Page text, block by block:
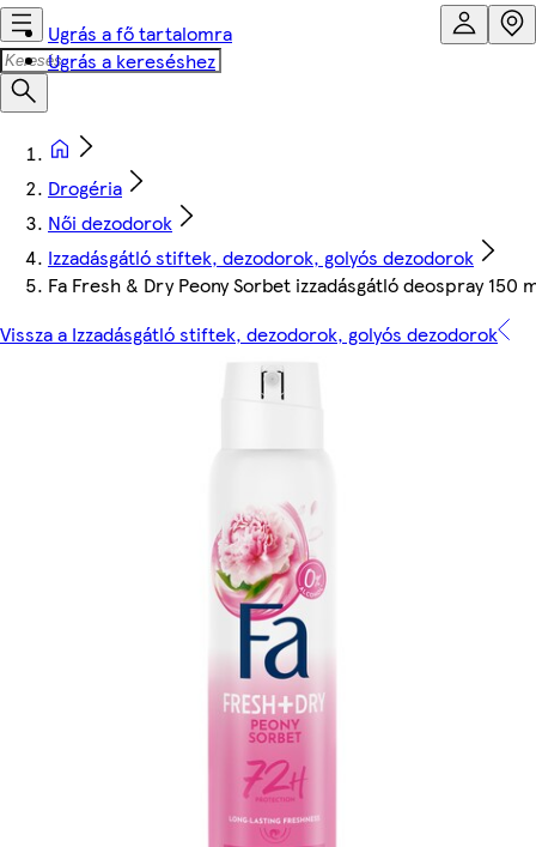
Ugrás a fő tartalomra
Ugrás a kereséshez
Drogéria
Női dezodorok
Izzadásgátló stiftek, dezodorok, golyós dezodorok
Fa Fresh & Dry Peony Sorbet izzadásgátló deospray 150
Vissza a Izzadásgátló stiftek, dezodorok, golyós dezodorok